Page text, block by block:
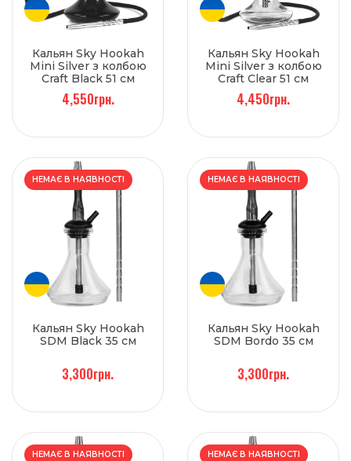
Кальян Sky Hookah
Mini Silver з колбою
Craft Black 51 см
4,550грн.
Кальян Sky Hookah
Mini Silver з колбою
Craft Clear 51 см
4,450грн.
НЕМАЄ В НАЯВНОСТІ
Кальян Sky Hookah
SDM Black 35 см
3,300грн.
НЕМАЄ В НАЯВНОСТІ
Кальян Sky Hookah
SDM Bordo 35 см
3,300грн.
НЕМАЄ В НАЯВНОСТІ НЕМАЄ В НАЯВНОСТІ